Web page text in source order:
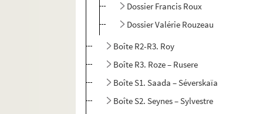
Dossier Francis Roux
Dossier Valérie Rouzeau
Boîte R2-R3. Roy
Boîte R3. Roze – Rusere
Boîte S1. Saada – Séverskaïa
Boîte S2. Seynes – Sylvestre